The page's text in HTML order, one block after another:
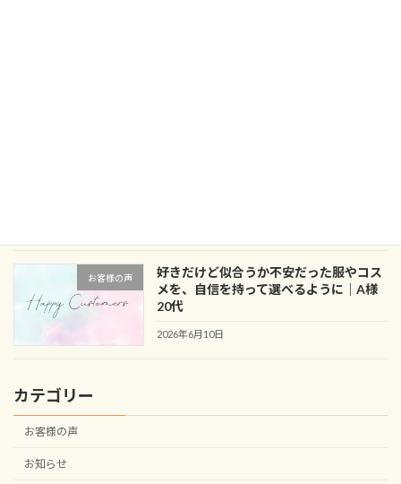
お客様の声
好きだけど似合うか不安だった服やコス
メを、自信を持って選べるように｜A様
20代
2026年6月10日
カテゴリー
お客様の声
お知らせ